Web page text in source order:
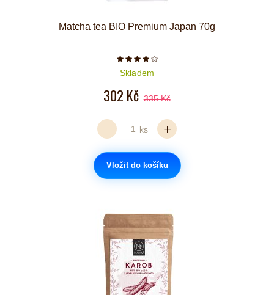
Matcha tea BIO Premium Japan 70g
Počet hvězdiček je 4 z 5
Skladem
302 Kč 335 Kč
ks
Vložit do košíku